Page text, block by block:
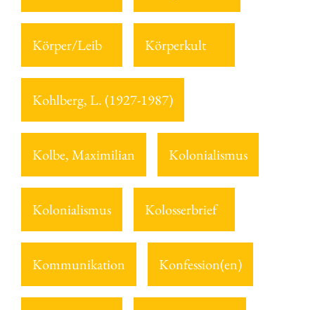
Körper/Leib Körperkult
Kohlberg, L. (1927-1987)
Kolbe, Maximilian Kolonialismus
Kolonialismus Kolosserbrief
Kommunikation Konfession(en)